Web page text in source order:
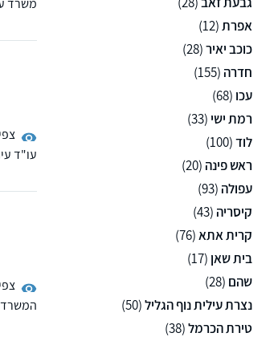
אפרת(12)
כוכב יאיר(28)
חדרה (155)
עכו (68)
רמת ישי (33)
לוד(100)
ראש פינה (20)
עפולה (93)
קיסריה (43)
קרית אתא(76)
בית שאן (17)
שהם (28)
נצרת עילית נוף הגליל(50)
טירת הכרמל(38)
משרד
המשרד